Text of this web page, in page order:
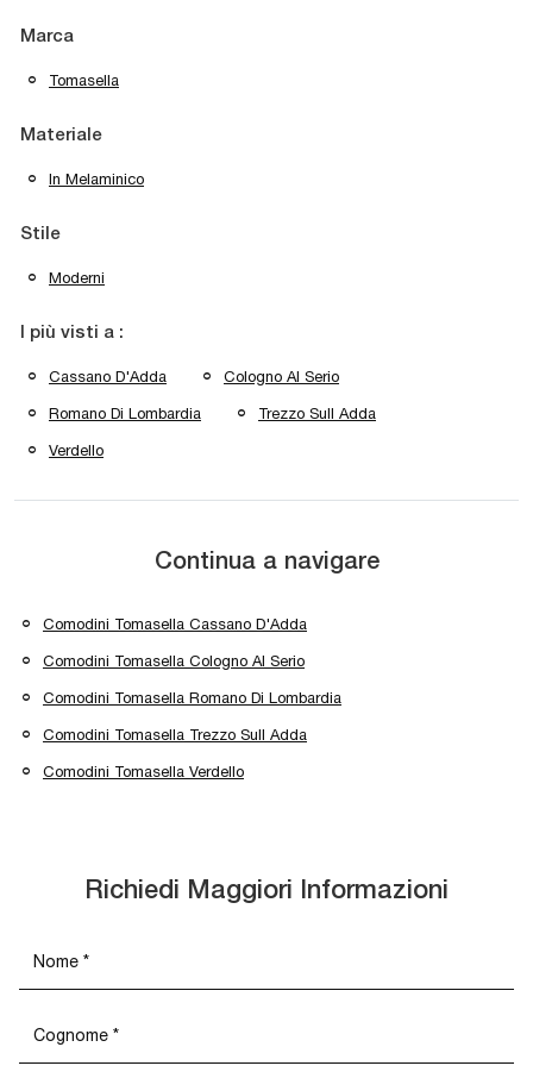
Marca
Tomasella
Materiale
In Melaminico
Stile
Moderni
I più visti a :
Cassano D'Adda Cologno Al Serio
Romano Di Lombardia Trezzo Sull Adda
Verdello
Continua a navigare
Comodini Tomasella Cassano D'Adda
Comodini Tomasella Cologno Al Serio
Comodini Tomasella Romano Di Lombardia
Comodini Tomasella Trezzo Sull Adda
Comodini Tomasella Verdello
Richiedi Maggiori Informazioni